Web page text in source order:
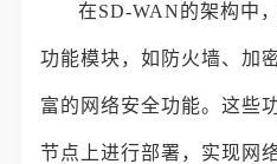
在SD-WAN的架构中
功能模块，如防火墙、加
富的网络安全功能。这些
节点上进行部署，实现网